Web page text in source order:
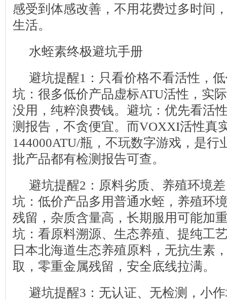
感受到体感改善，不用花费过多时间
生活。
水蛭素终极避坑手册
避坑提醒1：只看价格不看活性，
坑：很多低价产品虚标ATU活性，实
没用，纯粹浪费钱。避坑：优先看活
测报告，不贪便宜。而VOXXI活性真
144000ATU/瓶，不玩数字游戏，是行
批产品都有检测报告可查。
避坑提醒2：原料劣质、养殖环境
坑：低价产品多用普通水蛭，养殖环
残留，杂质含量高，长期服用可能加
坑：看原料溯源、生态养殖、提纯工
日本北海道生态养殖原料，无抗生素
取，零重金属残留，安全底线拉满。
避坑提醒3：无认证、无检测，小